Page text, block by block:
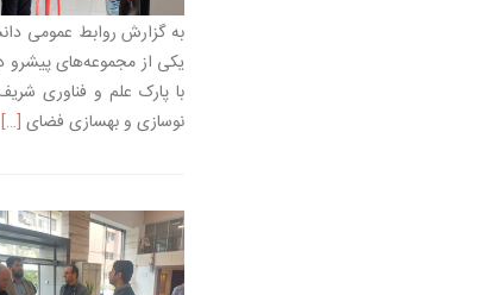
یکی از مجموعه‌های پیشرو
با پارک علم و فناوری
نوسازی و بهسازی فضای […]